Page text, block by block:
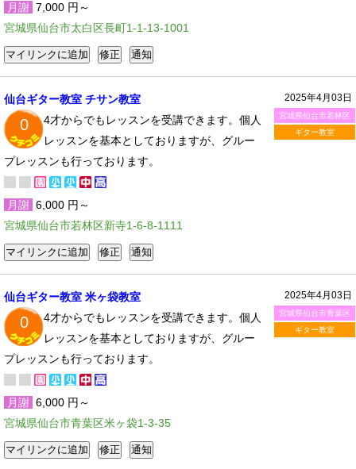
月謝 7,000 円～
宮城県仙台市太白区長町1-1-13-1001
2025年4月03日
宮城県仙台市若林区
ギター教室
仙台ギター教室 チサン教室
0
4才からでもレッスンを受講できます。個人
レッスンを基本としておりますが、グルー
プレッスンも行っております。
月謝 6,000 円～
宮城県仙台市若林区新寺1-6-8-1111
2025年4月03日
宮城県仙台市青葉区
ギター教室
仙台ギター教室 米ヶ袋教室
0
4才からでもレッスンを受講できます。個人
レッスンを基本としておりますが、グルー
プレッスンも行っております。
月謝 6,000 円～
宮城県仙台市青葉区米ヶ袋1-3-35